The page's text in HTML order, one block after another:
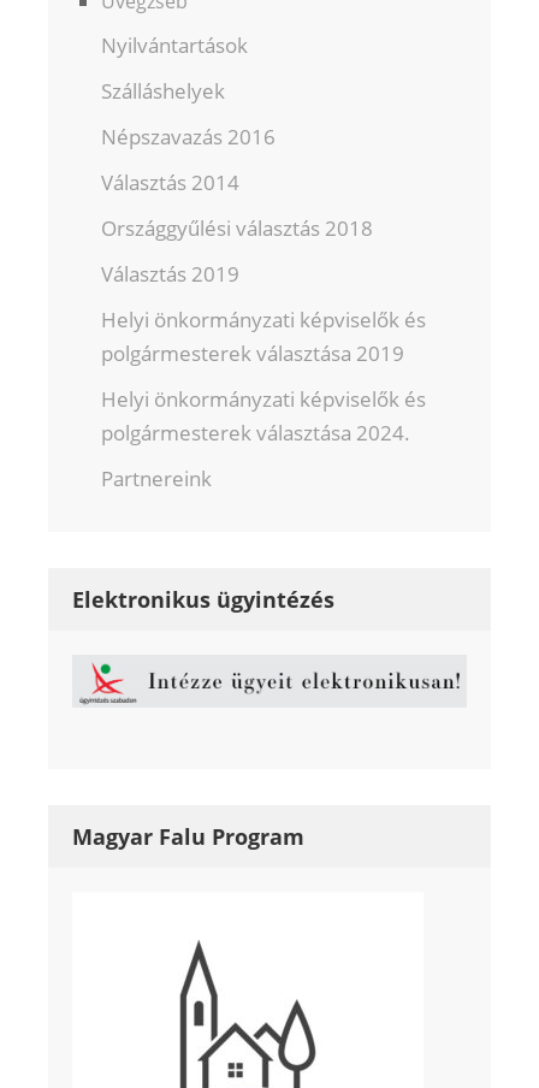
Nyilvántartások
Szálláshelyek
Népszavazás 2016
Választás 2014
Országgyűlési választás 2018
Választás 2019
Helyi önkormányzati képviselők és
polgármesterek választása 2019
Helyi önkormányzati képviselők és
polgármesterek választása 2024.
Partnereink
Elektronikus ügyintézés
Magyar Falu Program